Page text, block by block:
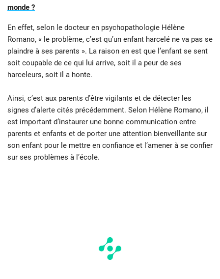
monde ?
En effet, selon le docteur en psychopathologie Hélène
Romano, « le problème, c’est qu’un enfant harcelé ne va pas se
plaindre à ses parents ». La raison en est que l’enfant se sent
soit coupable de ce qui lui arrive, soit il a peur de ses
harceleurs, soit il a honte.
Ainsi, c’est aux parents d’être vigilants et de détecter les
signes d’alerte cités précédemment. Selon Hélène Romano, il
est important d’instaurer une bonne communication entre
parents et enfants et de porter une attention bienveillante sur
son enfant pour le mettre en confiance et l’amener à se confier
sur ses problèmes à l’école.